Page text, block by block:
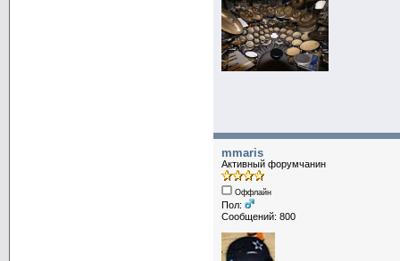
mmaris
Активный форумчанин
Оффлайн
Пол:
Сообщений: 800